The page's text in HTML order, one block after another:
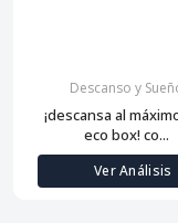
Descanso y
¡descansa al
eco box! co...
Ver Análisis